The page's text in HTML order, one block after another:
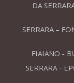
DA
SERRARA –
FIAIANO -
SERRARA -